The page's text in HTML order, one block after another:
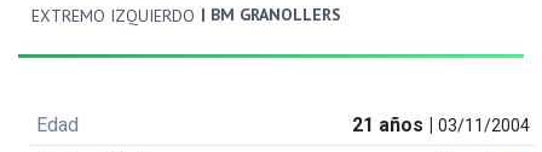
EXTREMO IZQUIERDO | BM GRANOLLERS
Edad 21 años |03/11/2004